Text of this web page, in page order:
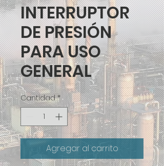
INTERRUPTOR
DE PRESIÓN
PARA USO
GENERAL
Cantidad *
Agregar al carrito